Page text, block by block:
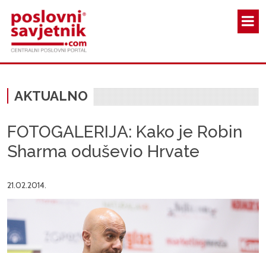
AKTUALNO
FOTOGALERIJA: Kako je Robin
Sharma oduševio Hrvate
21.02.2014.